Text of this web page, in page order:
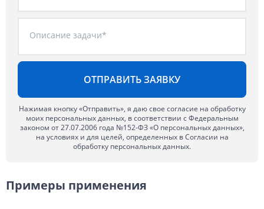
Описание задачи*
Нажимая кнопку «Отправить», я даю свое согласие на обработку
моих персональных данных, в соответствии с Федеральным
законом от 27.07.2006 года №152-ФЗ «О персональных данных»,
на условиях и для целей, определенных в Согласии на
обработку персональных данных.
Примеры применения